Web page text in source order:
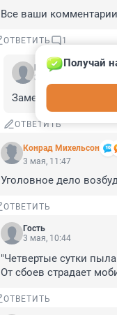
Все ваши
ОТВЕТИТЬ 1
Гость
3 июня, 11:30
Заметьте, ваши тоже )
ОТВЕТИТЬ
Конрад Михельсон
Получай
3 мая, 11:47
Уголовное дело
ОТВЕТИТЬ
Гость
3 мая, 10:44
"Четвертые сутки
От сбоев страдает
ОТВЕТИТЬ